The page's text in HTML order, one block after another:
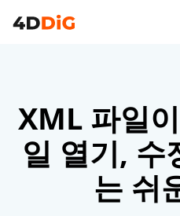
XML 파일
일 열기, 수
는 쉬